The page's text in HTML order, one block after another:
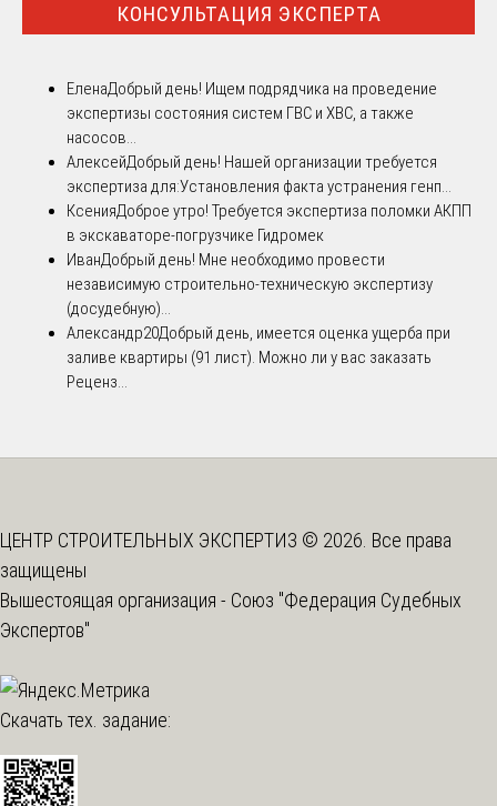
КОНСУЛЬТАЦИЯ ЭКСПЕРТА
ЕленаДобрый день! Ищем подрядчика на проведение
экспертизы состояния систем ГВС и ХВС, а также
насосов...
АлексейДобрый день! Нашей организации требуется
экспертиза для:Установления факта устранения генп...
КсенияДоброе утро! Требуется экспертиза поломки АКПП
в экскаваторе-погрузчике Гидромек
ИванДобрый день! Мне необходимо провести
независимую строительно-техническую экспертизу
(досудебную)...
Александр20Добрый день, имеется оценка ущерба при
заливе квартиры (91 лист). Можно ли у вас заказать
Реценз...
ЦЕНТР СТРОИТЕЛЬНЫХ ЭКСПЕРТИЗ © 2026. Все права
защищены
Вышестоящая организация - Союз "Федерация Судебных
Экспертов"
Скачать тех. задание: